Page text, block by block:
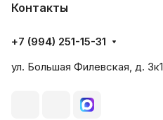
Контакты
+7 (994) 251-15-31
ул. Большая Филевская, д. 3к1